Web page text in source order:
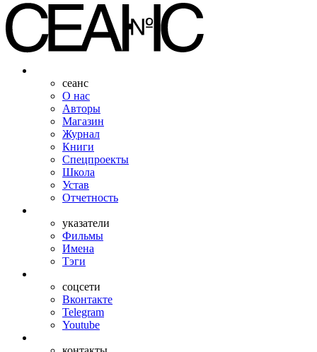
сеанс
О нас
Авторы
Магазин
Журнал
Книги
Спецпроекты
Школа
Устав
Отчетность
указатели
Фильмы
Имена
Тэги
соцсети
Вконтакте
Telegram
Youtube